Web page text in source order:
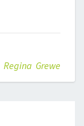
Regina Grewe